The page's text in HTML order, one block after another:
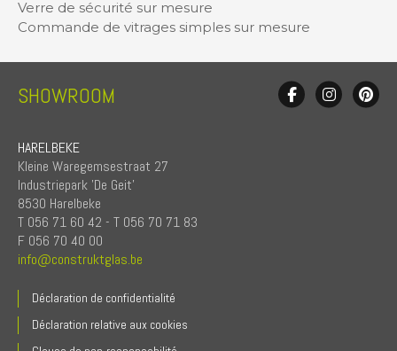
Verre de sécurité sur mesure
Commande de vitrages simples sur mesure
SHOWROOM
HARELBEKE
Kleine Waregemsestraat 27
Industriepark 'De Geit'
8530 Harelbeke
T 056 71 60 42 - T 056 70 71 83
F 056 70 40 00
info@construktglas.be
Déclaration de confidentialité
Déclaration relative aux cookies